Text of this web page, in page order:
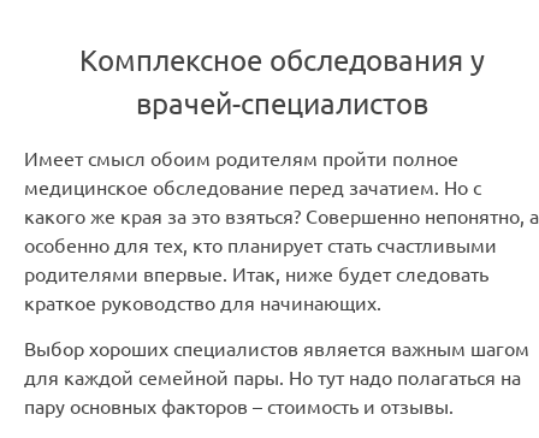
Комплексное обследования у
врачей-специалистов
Имеет смысл обоим родителям пройти полное
медицинское обследование перед зачатием. Но с
какого же края за это взяться? Совершенно непонятно, а
особенно для тех, кто планирует стать счастливыми
родителями впервые. Итак, ниже будет следовать
краткое руководство для начинающих.
Выбор хороших специалистов является важным шагом
для каждой семейной пары. Но тут надо полагаться на
пару основных факторов – стоимость и отзывы.